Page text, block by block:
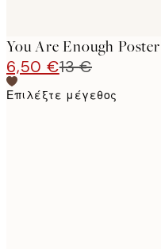
You Are Enough Poster
6,50 €13 €
Επιλέξτε μέγεθος